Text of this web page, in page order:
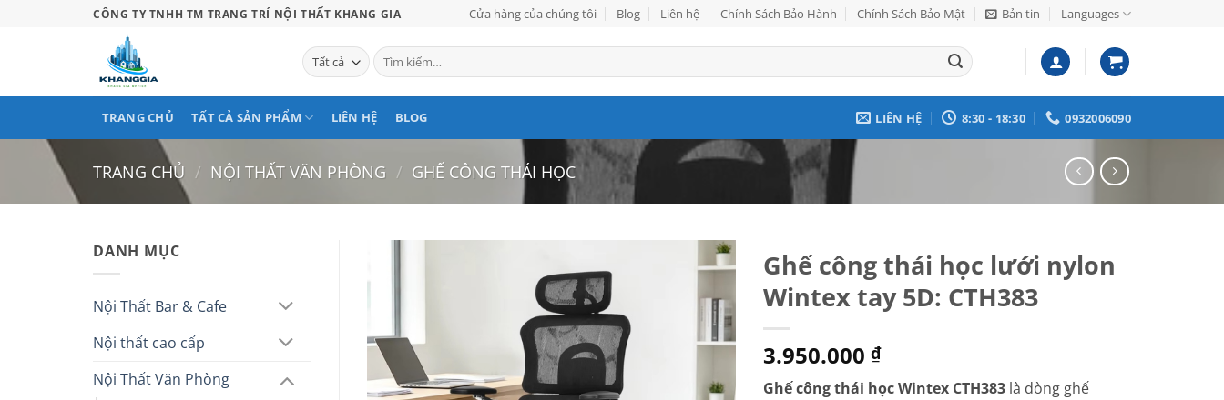
CÔNG TY TNHH TM TRANG TRÍ NỘI THẤT KHANG GIA Cửa hàng của chúng tôi Blog Liên hệ Chính Sách Bảo Hành Chính Sách Bảo Mật Bản tin Languages
Tìm
kiếm:
TRANG CHỦ TẤT CẢ SẢN PHẨM LIÊN HỆ BLOG LIÊN HỆ 8:30 - 18:30 0932006090
TRANG CHỦ / NỘI THẤT VĂN PHÒNG / GHẾ CÔNG THÁI HỌC
DANH MỤC
Nội Thất Bar & Cafe
Nội thất cao cấp
Nội Thất Văn Phòng
Ghế công thái học lưới nylon
Wintex tay 5D: CTH383
3.950.000 ₫
Ghế công thái học Wintex CTH383là dòng ghế